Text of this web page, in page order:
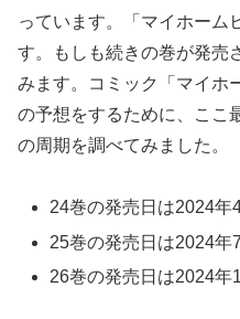
っています。「マイホーム
す。もしも続きの巻が発売
みます。コミック「マイホ
の予想をするために、ここ
の周期を調べてみました。
24巻の発売日は2024年
25巻の発売日は2024年
26巻の発売日は2024年